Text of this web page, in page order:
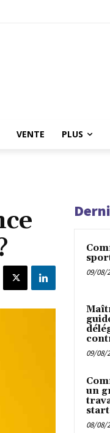
VENTE PLUS
09/08/
09/08/
un
08/08/